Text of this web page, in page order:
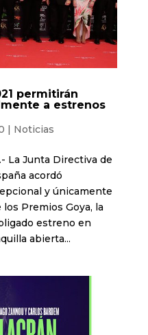
permitirán
a estrenos
| Noticias
La Junta Directiva de
acordó
y únicamente
Premios Goya, la
estreno en
abierta...